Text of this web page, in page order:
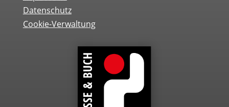
Datenschutz
Cookie-Verwaltung